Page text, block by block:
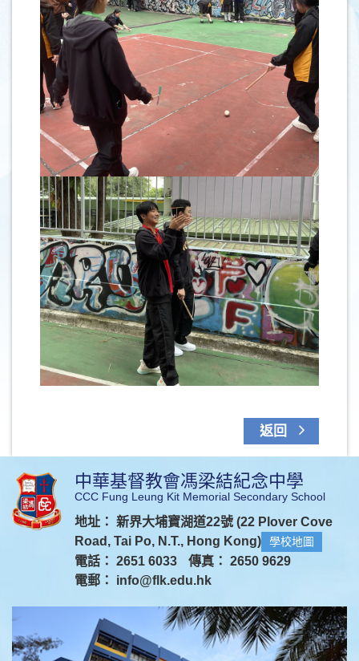
返回
中華基督教會馮梁結紀念中學
CCC Fung Leung Kit Memorial Secondary School
地址： 新界大埔寶湖道22號 (22 Plover Cove
Road, Tai Po, N.T., Hong Kong)
學校地圖
電話： 2651 6033
傳真： 2650 9629
電郵： info@flk.edu.hk